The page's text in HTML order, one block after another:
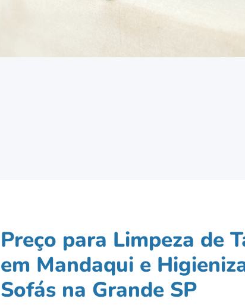
Preço para Limpeza de
em Mandaqui e
Sofás na Grande SP